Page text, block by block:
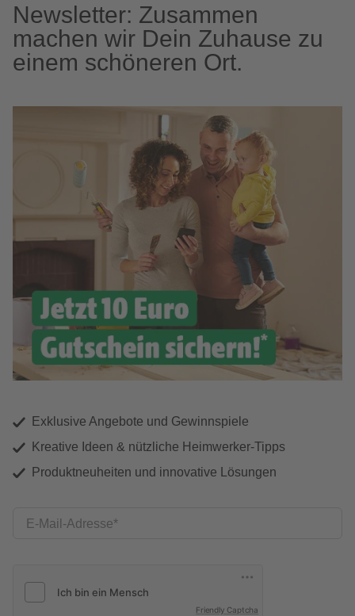
Newsletter: Zusammen
machen wir Dein Zuhause zu
einem schöneren Ort.
Exklusive Angebote und Gewinnspiele
Kreative Ideen & nützliche Heimwerker-Tipps
Produktneuheiten und innovative Lösungen
E-Mail-Adresse
Friendly Captcha